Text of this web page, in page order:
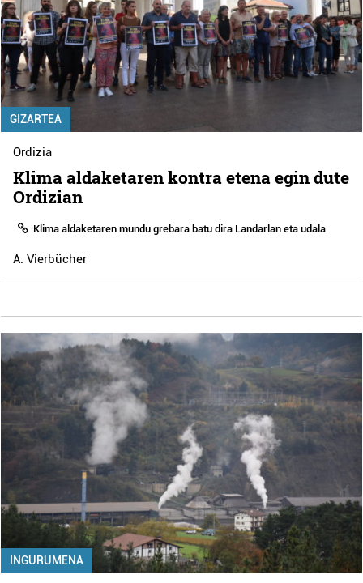
GIZARTEA
Ordizia
Klima aldaketaren kontra etena egin dute
Ordizian
Klima aldaketaren mundu grebara batu dira Landarlan eta udala
A. Vierbücher
INGURUMENA